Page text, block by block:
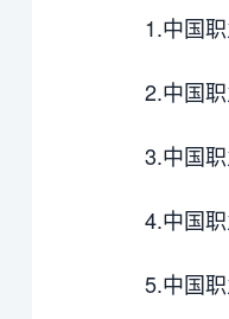
1.中国
2.中国
3.中国
4.中国
5.中国